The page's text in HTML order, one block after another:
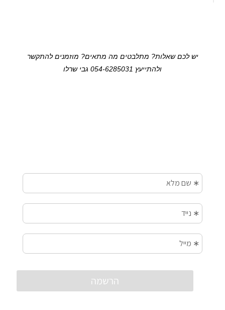
יש לכם שאלות? מתלבטים מה מתאים? מוזמנים להתקשר
ולהתייעץ 054-6285031 גבי שרלו